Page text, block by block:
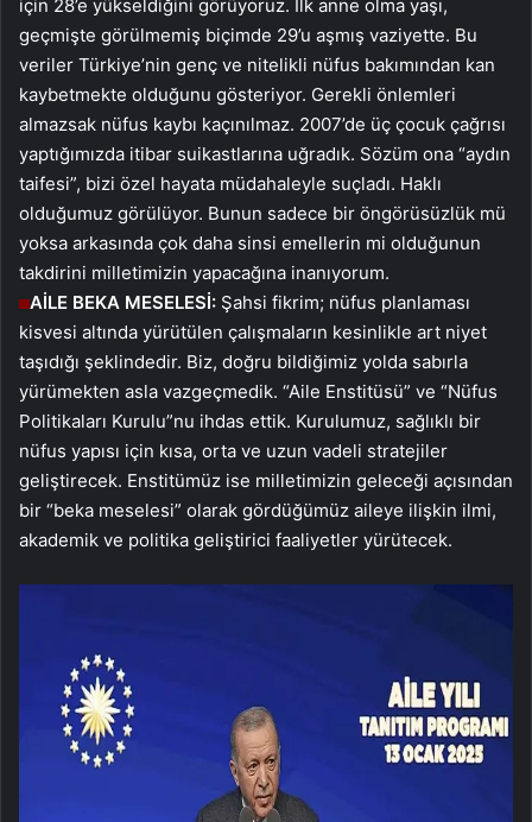
için 28’e yükseldiğini görüyoruz. İlk anne olma yaşı,
geçmişte görülmemiş biçimde 29’u aşmış vaziyette. Bu
veriler Türkiye’nin genç ve nitelikli nüfus bakımından kan
kaybetmekte olduğunu gösteriyor. Gerekli önlemleri
almazsak nüfus kaybı kaçınılmaz. 2007’de üç çocuk çağrısı
yaptığımızda itibar suikastlarına uğradık. Sözüm ona “aydın
taifesi”, bizi özel hayata müdahaleyle suçladı. Haklı
olduğumuz görülüyor. Bunun sadece bir öngörüsüzlük mü
yoksa arkasında çok daha sinsi emellerin mi olduğunun
takdirini milletimizin yapacağına inanıyorum.
AİLE BEKA MESELESİ: Şahsi fikrim; nüfus planlaması
kisvesi altında yürütülen çalışmaların kesinlikle art niyet
taşıdığı şeklindedir. Biz, doğru bildiğimiz yolda sabırla
yürümekten asla vazgeçmedik. “Aile Enstitüsü” ve “Nüfus
Politikaları Kurulu”nu ihdas ettik. Kurulumuz, sağlıklı bir
nüfus yapısı için kısa, orta ve uzun vadeli stratejiler
geliştirecek. Enstitümüz ise milletimizin geleceği açısından
bir “beka meselesi” olarak gördüğümüz aileye ilişkin ilmi,
akademik ve politika geliştirici faaliyetler yürütecek.